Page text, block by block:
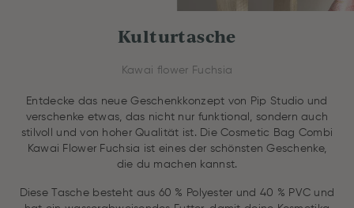
Kulturtasche
Kawai flower Fuchsia
Entdecke das neue Geschenkkonzept von Pip Studio und
verschenke etwas, das nicht nur funktional, sondern auch
stilvoll und von hoher Qualität ist. Die Cosmetic Bag Combi
Kawai Flower Fuchsia ist eines der schönsten Geschenke,
die du machen kannst.
Diese Tasche besteht aus 60 % Polyester und 40 % PVC und